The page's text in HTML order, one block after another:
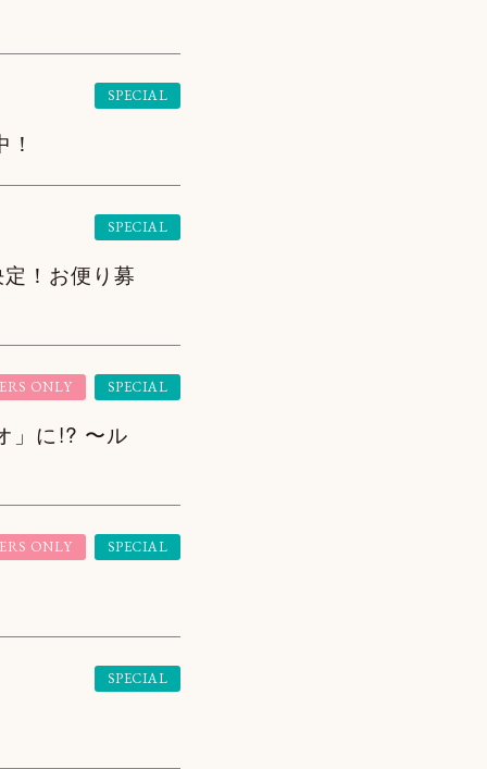
SPECIAL
SPECIAL
！お便り募
ONLY SPECIAL
」に!? 〜ル
ONLY SPECIAL
SPECIAL